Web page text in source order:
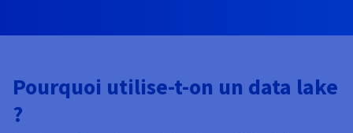
Disponibilités par régions
Roadmap & Changelog
Pourquoi utilise-t-on un data lake
?